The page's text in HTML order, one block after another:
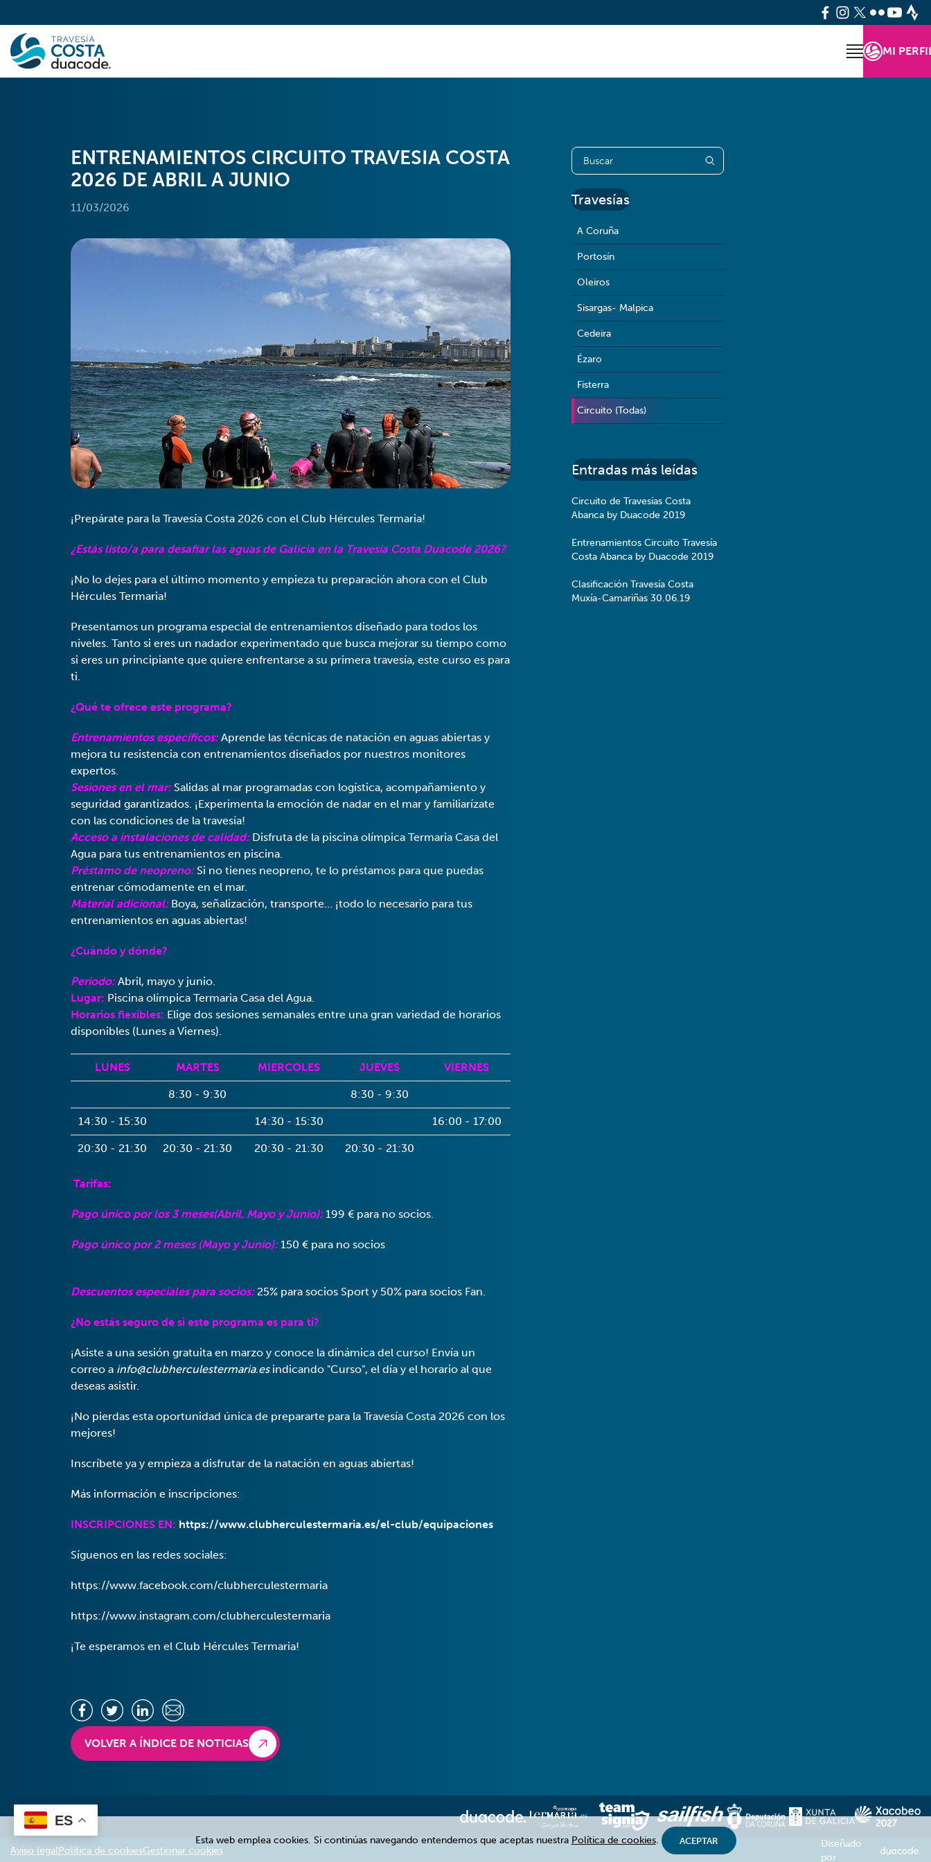
ES
MI
ENTRENAMIENTOS CIRCUITO TRAVESIA COSTA
2026 DE ABRIL A JUNIO
11/03/2026
¡Prepárate para la Travesía Costa 2026 con el Club Hércules Termaria!
¿Estás listo/a para desafiar las aguas de Galicia en la Travesía Costa Duacode 2026?
¡No lo dejes para el último momento y empieza tu preparación ahora con el Club
Hércules Termaria!
Presentamos un programa especial de entrenamientos diseñado para todos los
niveles. Tanto si eres un nadador experimentado que busca mejorar su tiempo como
si eres un principiante que quiere enfrentarse a su primera travesía, este curso es para
ti.
¿Qué te ofrece este programa?
Entrenamientos específicos:Aprende las técnicas de natación en aguas abiertas y
mejora tu resistencia con entrenamientos diseñados por nuestros monitores
expertos.
Sesiones en el mar:Salidas al mar programadas con logística, acompañamiento y
seguridad garantizados. ¡Experimenta la emoción de nadar en el mar y familiarízate
con las condiciones de la travesía!
Acceso a instalaciones de calidad:Disfruta de la piscina olímpica Termaria Casa del
Agua para tus entrenamientos en piscina.
Préstamo de neopreno: Si no tienes neopreno, te lo préstamos para que puedas
entrenar cómodamente en el mar.
Material adicional: Boya, señalización, transporte... ¡todo lo necesario para tus
entrenamientos en aguas abiertas!
¿Cuándo y dónde?
Periodo: Abril, mayo y junio.
Lugar: Piscina olímpica Termaria Casa del Agua.
Horarios flexibles: Elige dos sesiones semanales entre una gran variedad de horarios
disponibles (Lunes a Viernes).
LUNES MARTES MIERCOLES JUEVES VIERNES
8:30 - 9:30 8:30 - 9:30
14:30 - 15:30 14:30 - 15:30 16:00 - 17:00
20:30 - 21:30 20:30 - 21:30 20:30 - 21:30 20:30 - 21:30
Tarifas:
Pago único por los 3 meses(Abril, Mayo y Junio): 199 € para no socios.
Pago único por 2 meses (Mayo y Junio):150 € para no socios
Descuentos especiales para socios: 25% para socios Sport y 50% para socios Fan.
¿No estás seguro de si este programa es para ti?
¡Asiste a una sesión gratuita en marzo y conoce la dinámica del curso! Envía un
correo a info@clubherculestermaria.esindicando "Curso", el día y el horario al que
deseas asistir.
¡No pierdas esta oportunidad única de prepararte para la Travesía Costa 2026 con los
mejores!
Inscríbete ya y empieza a disfrutar de la natación en aguas abiertas!
Más información e inscripciones:
INSCRIPCIONES EN: https://www.clubherculestermaria.es/el-club/equipaciones
Síguenos en las redes sociales:
https://www.facebook.com/clubherculestermaria
https://www.instagram.com/clubherculestermaria
¡Te esperamos en el Club Hércules Termaria!
VOLVER A ÍNDICE DE NOTICIAS
Travesías
A Coruña
Portosín
Oleiros
Sisargas- Malpica
Cedeira
Ézaro
Fisterra
Circuito (Todas)
Entradas más leídas
Circuito de Travesías Costa
Abanca by Duacode 2019
Entrenamientos Circuito Travesía
Costa Abanca by Duacode 2019
Clasificación Travesía Costa
Muxía-Camariñas 30.06.19
Aviso legalPolítica de cookiesGestionar cookies
Diseñado
por
Esta web emplea cookies. Si continúas navegando entendemos que aceptas nuestra Política de cookies. ACEPTAR